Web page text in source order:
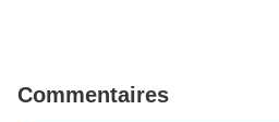
Commentaires